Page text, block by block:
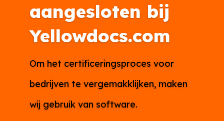
aangesloten bij
Yellowdocs.com
Om het certificeringsproces voor
bedrijven te vergemakklijken, maken
wij gebruik van software.